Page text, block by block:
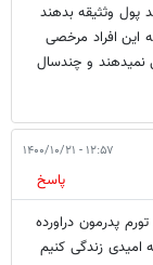
وثثیقه بدهند
این افراد مرخصی
و چندسال
۱۲:۵۷ - ۱۴۰۰/۱۰/۲۱
پاسخ
پدرمون دراورده
امیدی زندگی کنیم